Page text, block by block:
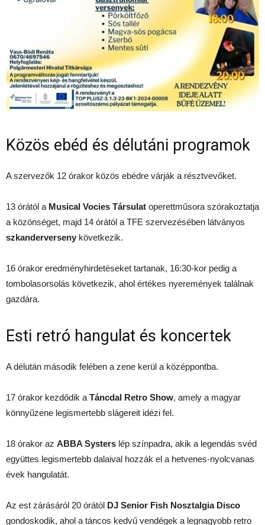
Közös ebéd és délutáni programok
A szervezők 12 órakor közös ebédre várják a résztvevőket.
13 órától a Musical Vocies Társulat operettműsora szórakoztatja
a közönséget, majd 14 órától a TFE szervezésében látványos
szkanderverseny következik.
16 órakor eredményhirdetéseket tartanak, 16:30-kor pedig a
tombolasorsolás következik, ahol értékes nyeremények találnak
gazdára.
Esti retró hangulat és koncertek
A délután második felében a zene kerül a középpontba.
17 órakor kezdődik a Táncdal Retro Show, amely a magyar
könnyűzene legismertebb slágereit idézi fel.
18 órakor az ABBA Systers lép színpadra, akik a legendás svéd
együttes legismertebb dalaival hozzák el a hetvenes-nyolcvanas
évek hangulatát.
Az est zárásáról 20 órától DJ Senior Fish Nosztalgia Disco
gondoskodik, ahol a táncos kedvű vendégek a legnagyobb retro